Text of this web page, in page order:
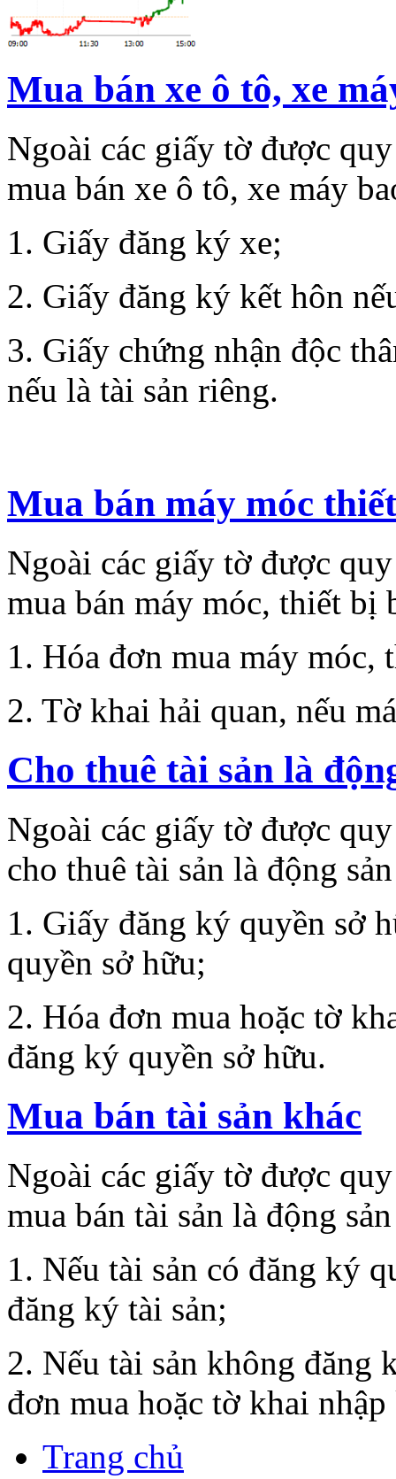
Mua bán xe ô tô, xe
Ngoài các giấy tờ được
mua bán xe ô tô, xe máy
1. Giấy đăng ký xe;
2. Giấy đăng ký kết hôn
3. Giấy chứng nhận độc
nếu là tài sản riêng.
Mua bán máy móc
Ngoài các giấy tờ được
mua bán máy móc, thiết bị
1. Hóa đơn mua máy móc,
2. Tờ khai hải quan, nếu
Cho thuê tài sản là
Ngoài các giấy tờ được
cho thuê tài sản là động
1. Giấy đăng ký quyền sở
quyền sở hữu;
2. Hóa đơn mua hoặc tờ
đăng ký quyền sở hữu.
Mua bán tài sản khác
Ngoài các giấy tờ được
mua bán tài sản là động
1. Nếu tài sản có đăng ký
đăng ký tài sản;
2. Nếu tài sản không đăng
đơn mua hoặc tờ khai nhập
Trang chủ